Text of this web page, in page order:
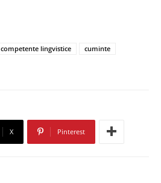
competente lingvistice
cuminte
X Pinterest